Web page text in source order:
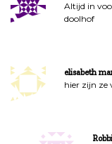
Altijd in
doolhof
elisabeth
hier zijn ze